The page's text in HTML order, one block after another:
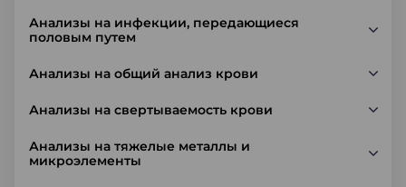
Анализы на инфекции, передающиеся
половым путем
Анализы на общий анализ крови
Анализы на свертываемость крови
Анализы на тяжелые металлы и
микроэлементы